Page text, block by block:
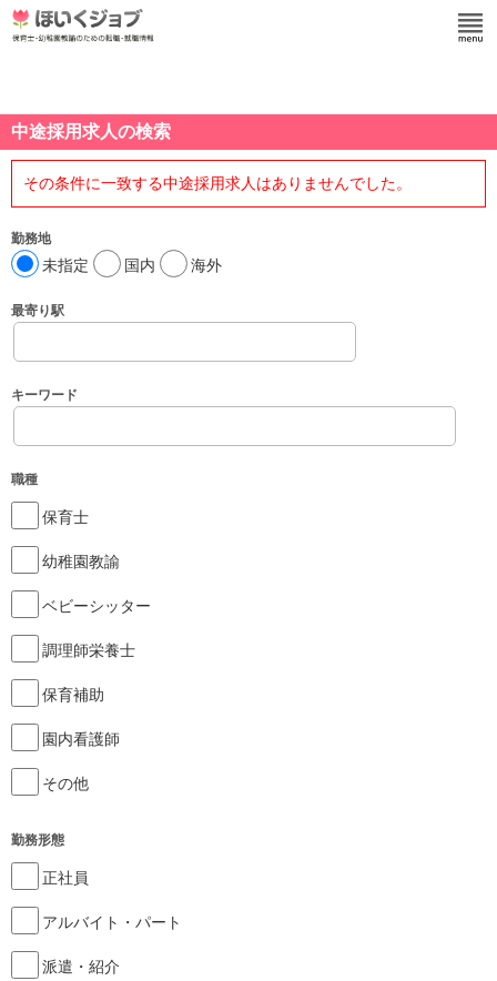
中途採用求人の検索
その条件に一致する中途採用求人はありませんでした。
勤務地
未指定 国内 海外
最寄り駅
キーワード
職種
保育士
幼稚園教諭
ベビーシッター
調理師栄養士
保育補助
園内看護師
その他
勤務形態
正社員
アルバイト・パート
派遣・紹介